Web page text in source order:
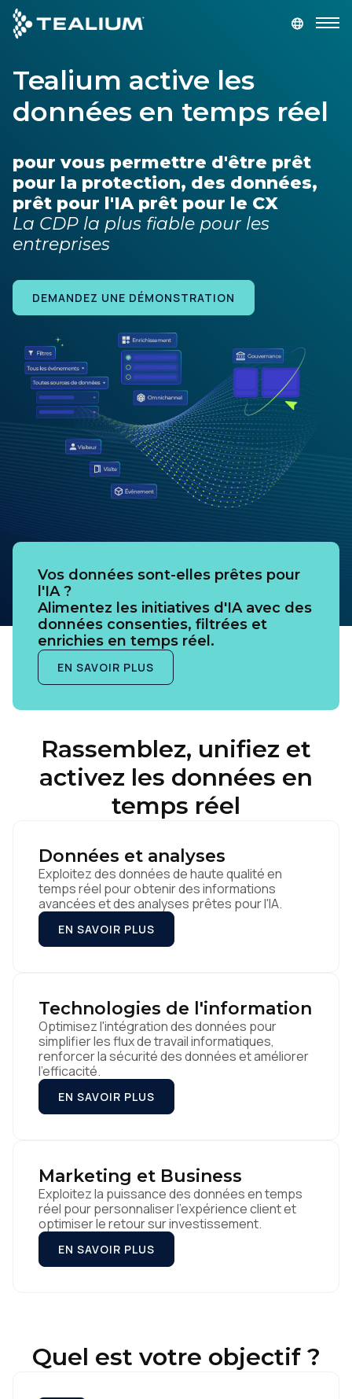
main
content
DEMANDEZ UNE DÉMONSTRATION
Produits
Solutions
Secteurs
Partenaires
Ressources
Société
Tealium active les
données en temps réel
pour vous permettre d'être prêt
pour la protection, des données,
prêt pour l'IA prêt pour le CX
La CDP la plus fiable pour les
entreprises
DEMANDEZ UNE DÉMONSTRATION
Vos données sont-elles prêtes pour
l'IA ?
Alimentez les initiatives d'IA avec des
données consenties, filtrées et
enrichies en temps réel.
EN SAVOIR PLUS
Rassemblez, unifiez et
activez les données en
temps réel
Données et analyses
Exploitez des données de haute qualité en
temps réel pour obtenir des informations
avancées et des analyses prêtes pour l'IA.
EN SAVOIR PLUS
Technologies de l'information
Optimisez l'intégration des données pour
simplifier les flux de travail informatiques,
renforcer la sécurité des données et améliorer
l'efficacité.
EN SAVOIR PLUS
Marketing et Business
Exploitez la puissance des données en temps
réel pour personnaliser l'expérience client et
optimiser le retour sur investissement.
EN SAVOIR PLUS
Quel est votre objectif ?